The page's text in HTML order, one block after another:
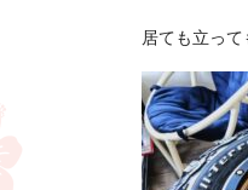
居ても立って